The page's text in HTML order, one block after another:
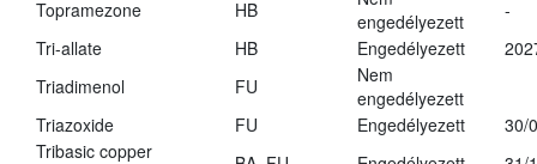
Topramezone HB
engedélyezett
-
Tri-allate
HB Engedélyezett
Triadimenol
FU
Nem
engedélyezett
Triazoxide
FU Engedélyezett
30/
Tribasic copper